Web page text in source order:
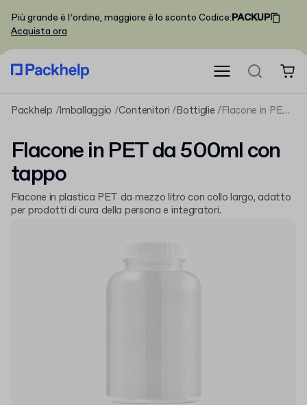
Più grande è l’ordine, maggiore è lo sconto Codice:PACKUP
Acquista ora
Packhelp Imballaggio Contenitori Bottiglie Flacone in PET da 500ml con tappo
Flacone in PET da 500ml con
tappo
Flacone in plastica PET da mezzo litro con collo largo, adatto
per prodotti di cura della persona e integratori.